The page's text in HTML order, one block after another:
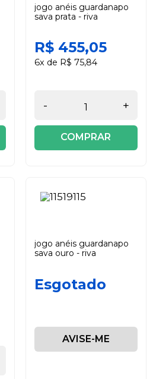
jogo anéis guardanapo
sava prata - riva
R$ 455,05
6x de R$ 75,84
- +
COMPRAR
jogo anéis guardanapo
sava ouro - riva
Esgotado
AVISE-ME